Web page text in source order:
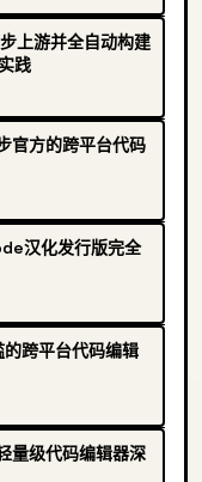
上游并全自动构建
践
官方的跨平台代码
汉化发行版完全
跨平台代码编辑
量级代码编辑器深